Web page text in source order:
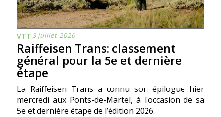
VTT3 juillet 2026
Raiffeisen Trans: classement
général pour la 5e et dernière
étape
La Raiffeisen Trans a connu son épilogue hier
mercredi aux Ponts-de-Martel, à l’occasion de sa
5e et dernière étape de l’édition 2026.